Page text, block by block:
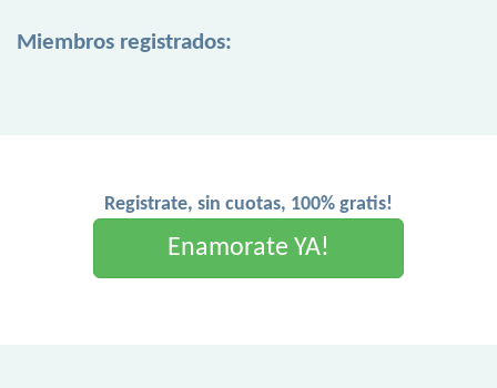
Miembros registrados:
Registrate, sin cuotas, 100% gratis!
Enamorate YA!